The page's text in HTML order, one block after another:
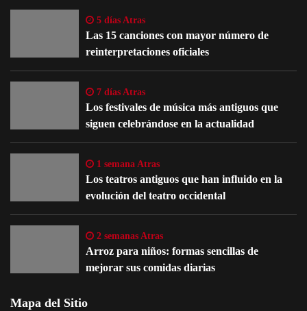
5 días Atras
Las 15 canciones con mayor número de
reinterpretaciones oficiales
7 días Atras
Los festivales de música más antiguos que
siguen celebrándose en la actualidad
1 semana Atras
Los teatros antiguos que han influido en la
evolución del teatro occidental
2 semanas Atras
Arroz para niños: formas sencillas de
mejorar sus comidas diarias
Mapa del Sitio